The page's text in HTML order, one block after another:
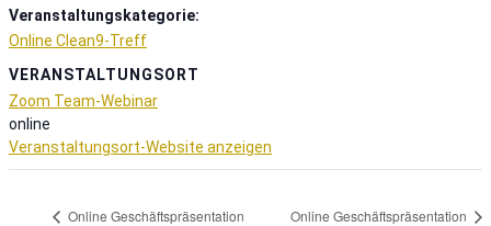
Veranstaltungskategorie:
Online Clean9-Treff
VERANSTALTUNGSORT
Zoom Team-Webinar
online
Veranstaltungsort-Website anzeigen
Online Geschäftspräsentation Online Geschäftspräsentation